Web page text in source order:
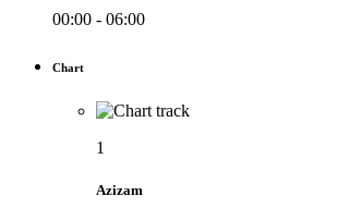
00:00 - 06:00
Chart
1
Azizam